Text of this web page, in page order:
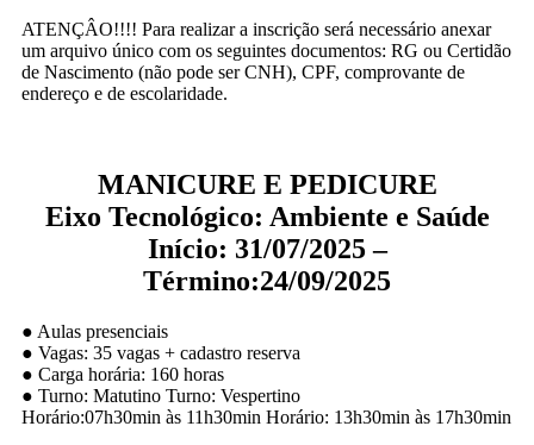
ATENÇÂO!!!! Para realizar a inscrição será necessário anexar
um arquivo único com os seguintes documentos: RG ou Certidão
de Nascimento (não pode ser CNH), CPF, comprovante de
endereço e de escolaridade.
MANICURE E PEDICURE
Eixo Tecnológico: Ambiente e Saúde
Início: 31/07/2025 –
Término:24/09/2025
● Aulas presenciais
● Vagas: 35 vagas + cadastro reserva
● Carga horária: 160 horas
● Turno: Matutino Turno: Vespertino
Horário:07h30min às 11h30min Horário: 13h30min às 17h30min